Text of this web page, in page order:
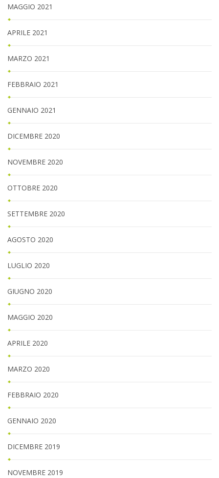
MAGGIO 2021
APRILE 2021
MARZO 2021
FEBBRAIO 2021
GENNAIO 2021
DICEMBRE 2020
NOVEMBRE 2020
OTTOBRE 2020
SETTEMBRE 2020
AGOSTO 2020
LUGLIO 2020
GIUGNO 2020
MAGGIO 2020
APRILE 2020
MARZO 2020
FEBBRAIO 2020
GENNAIO 2020
DICEMBRE 2019
NOVEMBRE 2019